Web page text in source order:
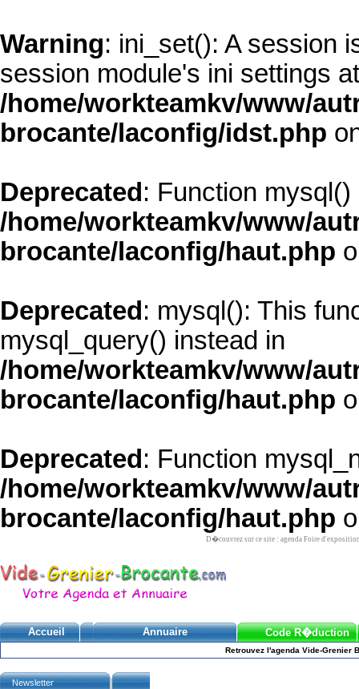
Warning: ini_set(): A session
session module's ini settings
/home/workteamkv/www/
brocante/laconfig/idst.php
Deprecated : Function
/home/workteamkv/www/
brocante/laconfig/haut.php
Deprecated : mysql(): This
mysql_query() instead in
/home/workteamkv/www/
brocante/laconfig/haut.php
Deprecated : Function
/home/workteamkv/www/
brocante/laconfig/haut.php
D�couvrez sur ce site : agenda Foire
Accueil Annuaire Code R�duction
Retrouvez l'agenda Vide-Grenier
Newsletter